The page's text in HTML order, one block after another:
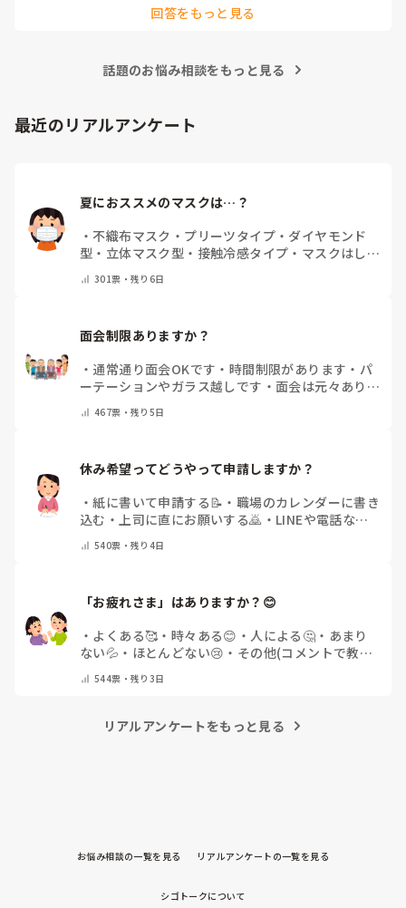
でも、せっかくのご質問、汎用的に普通に私の実際をお応えさ
事をしたい」と思ったから、ですね。本当は、なぜだからと言
て頂きました。
同じ仲間として、その疑問もよーく分かるところでしたの
回答をもっと見る
話題のお悩み相談をもっと見る
最近のリアルアンケート
夏におススメのマスクは…？
・不織布マスク ・ プリーツタイプ・ ダイヤモンド
型 ・ 立体マスク型 ・ 接触冷感タイプ ・ マスクはしま
301票・残り6日
面会制限ありますか？
・ 通常通り面会OKです ・ 時間制限があります ・ パ
ーテーションやガラス越しです ・ 面会は元々ありま
467票・残り5日
休み希望ってどうやって申請しますか？
・紙に書いて申請する📝 ・ 職場のカレンダーに書き
込む ・ 上司に直にお願いする🙇 ・ LINEや電話など
540票・残り4日
「お疲れさま」はありますか？😊
・ よくある🥰 ・ 時々ある😊 ・ 人による🤔 ・ あまり
ない💦 ・ ほとんどない😢 ・ その他(コメントで教え
544票・残り3日
リアルアンケートをもっと見る
お悩み相談の一覧を見る リアルアンケートの一覧を見る
シゴトークについて